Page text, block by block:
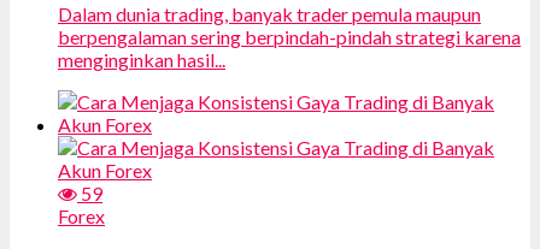
Dalam dunia trading, banyak trader pemula maupun
berpengalaman sering berpindah-pindah strategi karena
menginginkan hasil...
59
Forex